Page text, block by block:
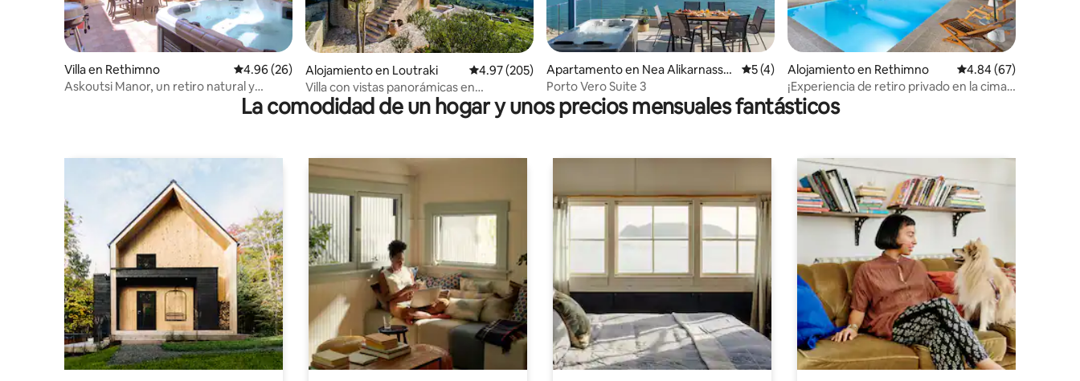
Villa en Rethimno Calificación promedio: 4.96 de 5, 26 reseñas
4.96 (26)
Askoutsi Manor, un retiro natural y
Alojamiento en Loutraki Calificación promedio: 4.97 de 5, 205 reseñas
4.97 (205)
Villa con vistas panorámicas en
OliveGroves
Apartamento en Nea Alikarnasso
s
Calificación promedio: 5 de 5, 4 reseñas
5 (4)
Porto Vero Suite 3
Alojamiento en Rethimno Calificación
4.84 (67)
¡Experiencia de retiro privado en la cima
de una colina cretense!
La comodidad de un hogar y unos precios mensuales fantásticos